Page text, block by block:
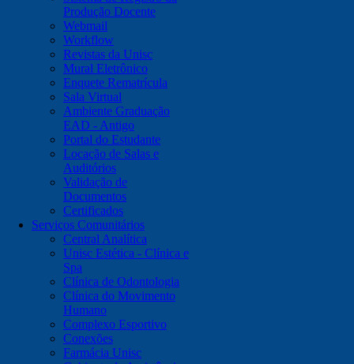
Produção Docente
Webmail
Workflow
Revistas da Unisc
Mural Eletrônico
Enquete Rematrícula
Sala Virtual
Ambiente Graduação
EAD - Antigo
Portal do Estudante
Locação de Salas e
Auditórios
Validação de
Documentos
Certificados
Serviços Comunitários
Central Analítica
Unisc Estética - Clínica e
Spa
Clínica de Odontologia
Clínica do Movimento
Humano
Complexo Esportivo
Conexões
Farmácia Unisc